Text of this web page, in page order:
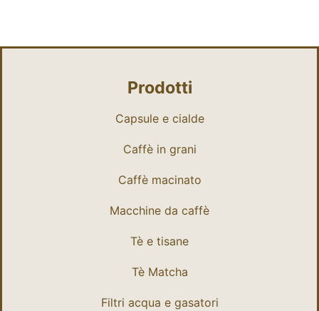
Prodotti
Capsule e cialde
Caffè in grani
Caffè macinato
Macchine da caffè
Tè e tisane
Tè Matcha
Filtri acqua e gasatori